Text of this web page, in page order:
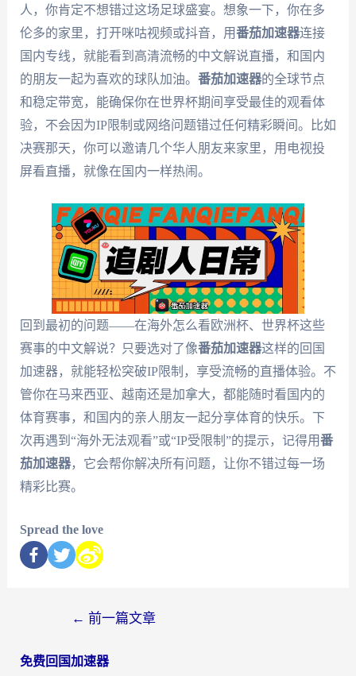
人，你肯定不想错过这场足球盛宴。想象一下，你在多
伦多的家里，打开咪咕视频或抖音，用番茄加速器连接
国内专线，就能看到高清流畅的中文解说直播，和国内
的朋友一起为喜欢的球队加油。 番茄加速器的全球节点
和稳定带宽，能确保你在世界杯期间享受最佳的观看体
验，不会因为IP限制或网络问题错过任何精彩瞬间。比如
决赛那天，你可以邀请几个华人朋友来家里，用电视投
屏看直播，就像在国内一样热闹。
回到最初的问题——在海外怎么看欧洲杯、世界杯这些
赛事的中文解说？只要选对了像番茄加速器这样的回国
加速器，就能轻松突破IP限制，享受流畅的直播体验。不
管你在马来西亚、越南还是加拿大，都能随时看国内的
体育赛事，和国内的亲人朋友一起分享体育的快乐。下
次再遇到“海外无法观看”或“IP受限制”的提示，记得用番
茄加速器，它会帮你解决所有问题，让你不错过每一场
精彩比赛。
Spread the love
← 前一篇文章
免费回国加速器